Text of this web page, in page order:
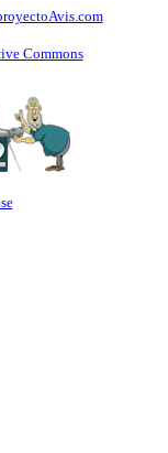
Commons